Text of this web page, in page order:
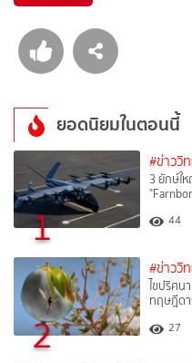
ยอดนิยมในตอนนี้
1
#ข่าววิ
3 ยักษ์ใ
44
2
#ข่าววิ
ไขปริศ
ทฤษฎีด
27